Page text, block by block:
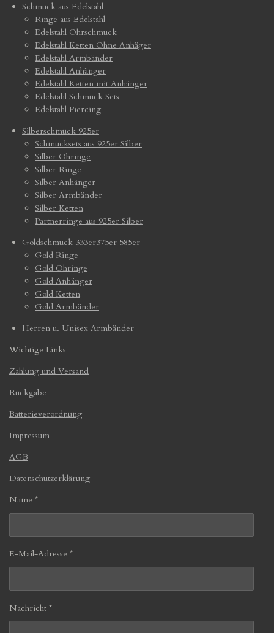
Schmuck aus Edelstahl
Ringe aus Edelstahl
Edelstahl Ohrschmuck
Edelstahl Ketten Ohne Anhäger
Edelstahl Armbänder
Edelstahl Anhänger
Edelstahl Ketten mit Anhänger
Edelstahl Schmuck Sets
Edelstahl Piercing
Silberschmuck 925er
Schmucksets aus 925er Silber
Silber Ohringe
Silber Ringe
Silber Anhänger
Silber Armbänder
Silber Ketten
Partnerringe aus 925er Silber
Goldschmuck 333er375er 585er
Gold Ringe
Gold Ohringe
Gold Anhänger
Gold Ketten
Gold Armbänder
Herren u. Unisex Armbänder
Wichtige Links
Zahlung und Versand
Rückgabe
Batterieverordnung
Impressum
AGB
Datenschutzerklärung
Name *
E-Mail-Adresse *
Nachricht *